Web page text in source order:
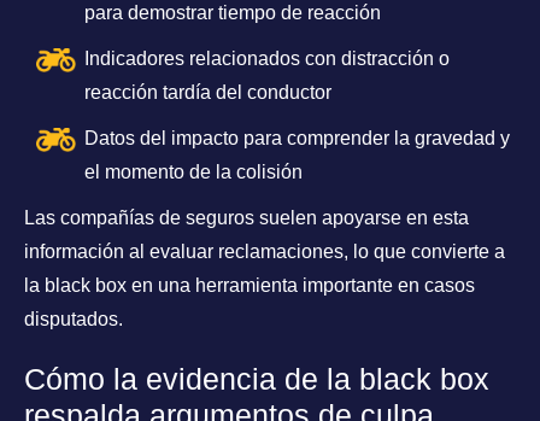
para demostrar tiempo de reacción
Indicadores relacionados con distracción o
reacción tardía del conductor
Datos del impacto para comprender la gravedad y
el momento de la colisión
Las compañías de seguros suelen apoyarse en esta
información al evaluar reclamaciones, lo que convierte a
la black box en una herramienta importante en casos
disputados.
Cómo la evidencia de la black box